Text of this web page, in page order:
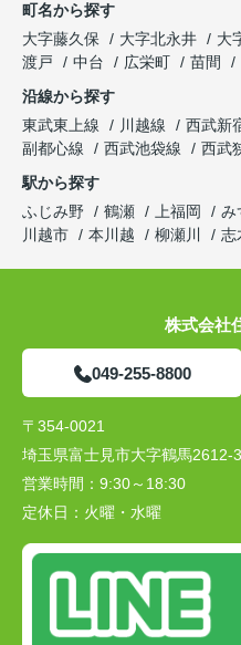
町名から探す
大字藤久保
大字北永井 大
渡戸
中台 広栄町 苗間
沿線から探す
東武東上線
川越線 西武新
副都心線
西武池袋線
西武
駅から探す
ふじみ野
鶴瀬 上福岡 み
川越市
本川越 柳瀬川 志
株式会社
049-255-8800
〒354-0021
埼玉県富士見市大字鶴馬2612-
営業時間： 9:30～18:30
定休日： 火曜・水曜